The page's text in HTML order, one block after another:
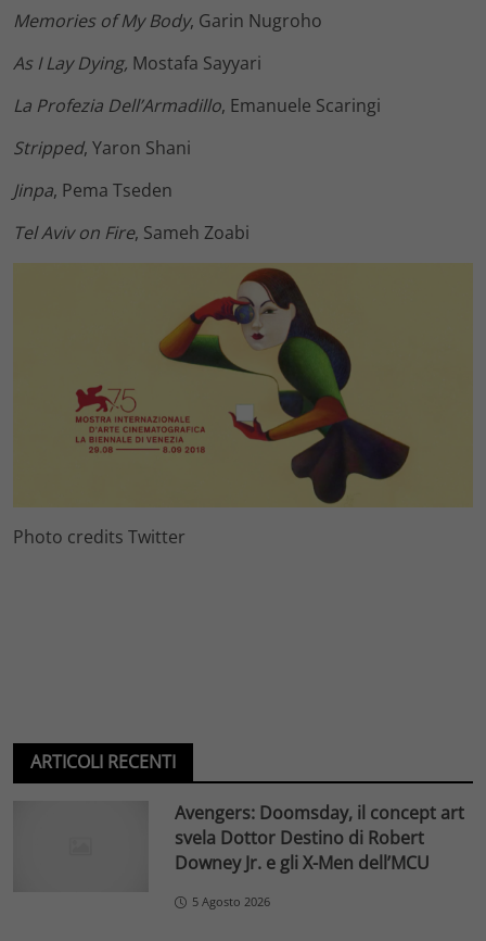
Memories of My Body, Garin Nugroho
As I Lay Dying, Mostafa Sayyari
La Profezia Dell’Armadillo, Emanuele Scaringi
Stripped, Yaron Shani
Jinpa, Pema Tseden
Tel Aviv on Fire, Sameh Zoabi
Photo credits Twitter
ARTICOLI RECENTI
Avengers: Doomsday, il concept art
svela Dottor Destino di Robert
Downey Jr. e gli X-Men dell’MCU
5 Agosto 2026